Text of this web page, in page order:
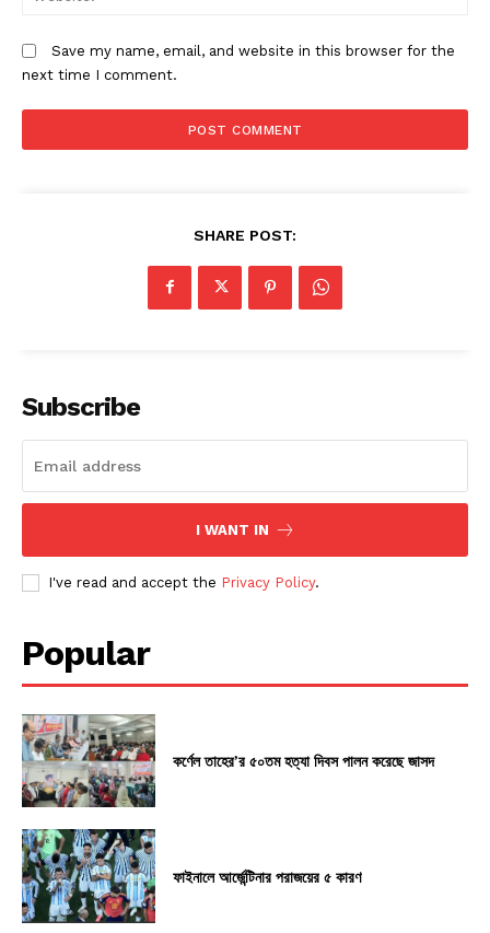
Save my name, email, and website in this browser for the
next time I comment.
SHARE POST:
Subscribe
I WANT IN
I've read and accept the Privacy Policy.
Popular
কর্ণেল তাহের’র ৫০তম হত্যা দিবস পালন করেছে জাসদ
ফাইনালে আর্জেন্টিনার পরাজয়ের ৫ কারণ